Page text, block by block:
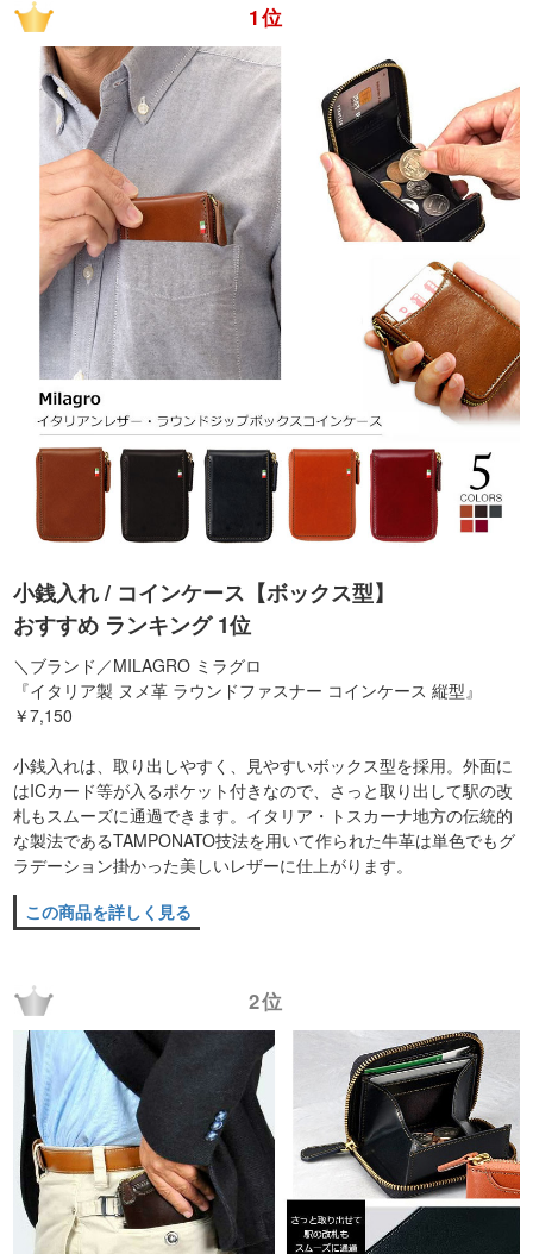
1位
小銭入れ / コインケース【ボックス型】
おすすめ ランキング 1位
＼ブランド／MILAGRO ミラグロ
『イタリア製 ヌメ革 ラウンドファスナー コインケース 縦型』
￥7,150
小銭入れは、取り出しやすく、見やすいボックス型を採用。外面に
はICカード等が入るポケット付きなので、さっと取り出して駅の改
札もスムーズに通過できます。イタリア・トスカーナ地方の伝統的
な製法であるTAMPONATO技法を用いて作られた牛革は単色でもグ
ラデーション掛かった美しいレザーに仕上がります。
この商品を詳しく見る
2位